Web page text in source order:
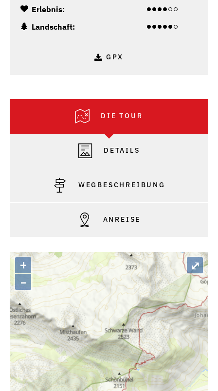
Erlebnis:
Landschaft:
GPX
DIE TOUR
DETAILS
WEGBESCHREIBUNG
ANREISE
+
–
⤢